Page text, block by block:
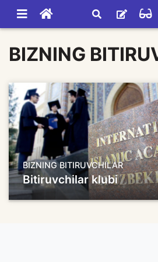
BIZNING
BIZNING BITIRUVCHILAR
Bitiruvchilar klubi